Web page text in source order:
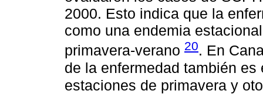
2000. Esto indica que la
como una endemia
primavera-verano 20. En
de la enfermedad también
estaciones de primavera y